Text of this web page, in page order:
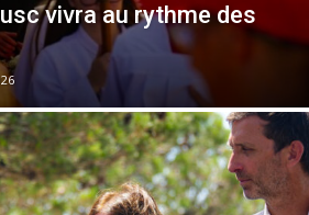
vivra au rythme des